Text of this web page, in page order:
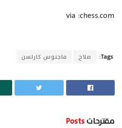
via :chess.com
Tags: صلاح ماجنوس كارلسن
مقترحات